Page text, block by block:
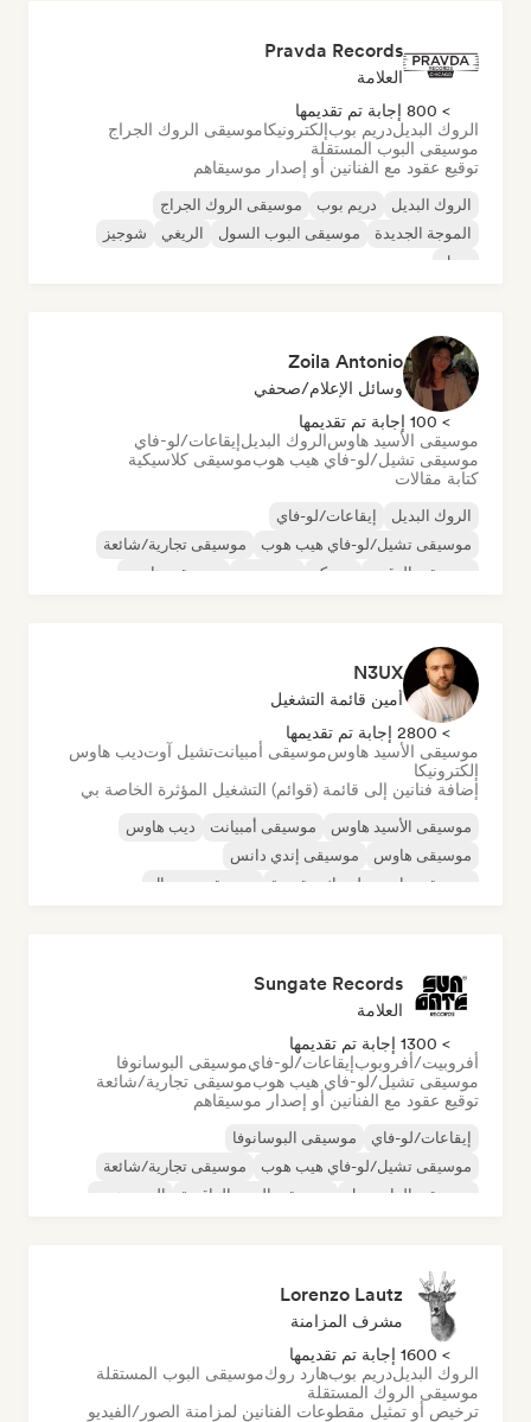
Pravda Records
العلامة
> 800 إجابة تم تقديمها
الروك البديلدريم بوبإلكترونيكاموسيقى الروك الجراج
موسيقى البوب المستقلة
توقيع عقود مع الفنانين أو إصدار موسيقاهم
الروك البديل دريم بوب
موسيقى الروك الجراج
الموجة الجديدة
موسيقى البوب السول الريغي
شوجيز
سول
Zoila Antonio
وسائل الإعلام/صحفي
> 100 إجابة تم تقديمها
موسيقى الأسيد هاوسالروك البديلإيقاعات/لو-فاي
موسيقى تشيل/لو-فاي هيب هوبموسيقى كلاسيكية
كتابة مقالات
الروك البديل
إيقاعات/لو-فاي
موسيقى تشيل/لو-فاي هيب هوب
موسيقى تجارية/شائعة
موسيقى الرقص
ديسكو موسيقى هاوس
N3UX
أمين قائمة التشغيل
> 2800 إجابة تم تقديمها
موسيقى الأسيد هاوسموسيقى أمبيانتتشيل آوتديب هاوس
إلكترونيكا
إضافة فنانين إلى قائمة (قوائم) التشغيل المؤثرة الخاصة بي
موسيقى الأسيد هاوس موسيقى أمبيانت
ديب هاوس
موسيقى هاوس
موسيقى إندي دانس
موسيقى هاوس ملوديك وتقدمية
موسيقى مينيمال
Sungate Records
العلامة
> 1300 إجابة تم تقديمها
أفروبيت/أفروبوبإيقاعات/لو-فايموسيقى البوسانوفا
موسيقى تشيل/لو-فاي هيب هوبموسيقى تجارية/شائعة
توقيع عقود مع الفنانين أو إصدار موسيقاهم
إيقاعات/لو-فاي
موسيقى البوسانوفا
موسيقى تشيل/لو-فاي هيب هوب
موسيقى تجارية/شائعة
موسيقى الدانسهول
موسيقى البوب الراقصة
الهيب هوب
Lorenzo Lautz
مشرف المزامنة
> 1600 إجابة تم تقديمها
الروك البديلدريم بوبهارد روكموسيقى البوب المستقلة
موسيقى الروك المستقلة
ترخيص أو تمثيل مقطوعات الفنانين لمزامنة الصور/الفيديو